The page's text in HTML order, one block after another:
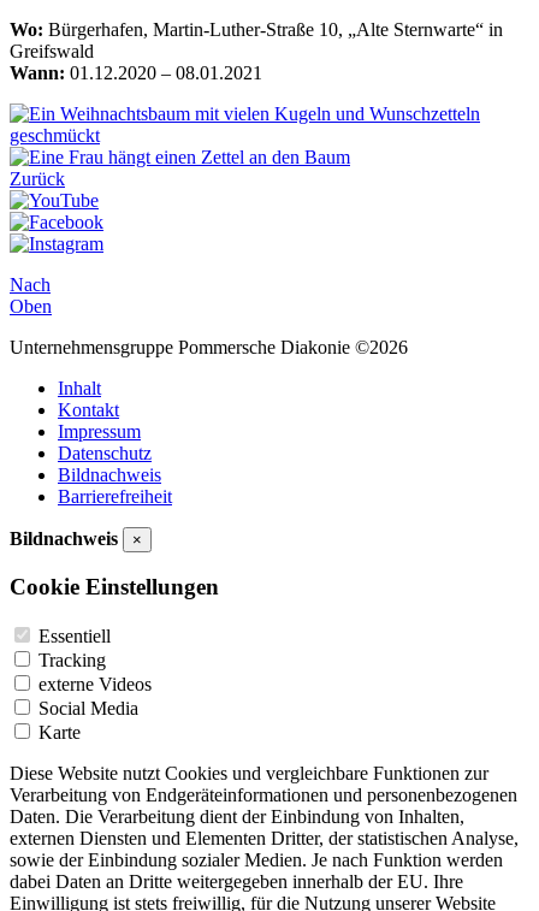
Wo: Bürgerhafen, Martin-Luther-Straße 10, „Alte Sternwarte“ in
Greifswald
Wann: 01.12.2020 – 08.01.2021
Zurück
Nach
Oben
Unternehmensgruppe Pommersche Diakonie ©2026
Inhalt
Kontakt
Impressum
Datenschutz
Bildnachweis
Barrierefreiheit
Bildnachweis ×
Cookie Einstellungen
Essentiell
Tracking
externe Videos
Social Media
Karte
Diese Website nutzt Cookies und vergleichbare Funktionen zur
Verarbeitung von Endgeräteinformationen und personenbezogenen
Daten. Die Verarbeitung dient der Einbindung von Inhalten,
externen Diensten und Elementen Dritter, der statistischen Analyse,
sowie der Einbindung sozialer Medien. Je nach Funktion werden
dabei Daten an Dritte weitergegeben innerhalb der EU. Ihre
Einwilligung ist stets freiwillig, für die Nutzung unserer Website